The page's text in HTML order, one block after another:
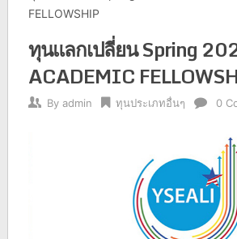
FELLOWSHIP
ทุนแลกเปลี่ยน Spring
ACADEMIC
By admin ทุนประเภทอื่นๆ 0